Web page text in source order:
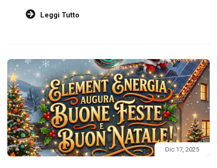
Leggi Tutto
Dic 17, 2025